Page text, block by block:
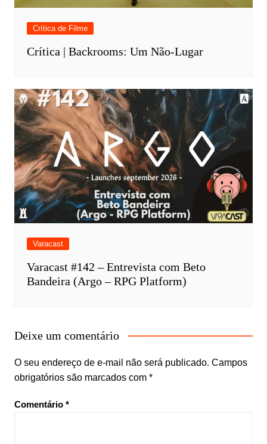
Crítica de Filme
Crítica | Backrooms: Um Não-Lugar
Varacast
Varacast #142 – Entrevista com Beto
Bandeira (Argo – RPG Platform)
Deixe um comentário
O seu endereço de e-mail não será publicado. Campos
obrigatórios são marcados com *
Comentário *